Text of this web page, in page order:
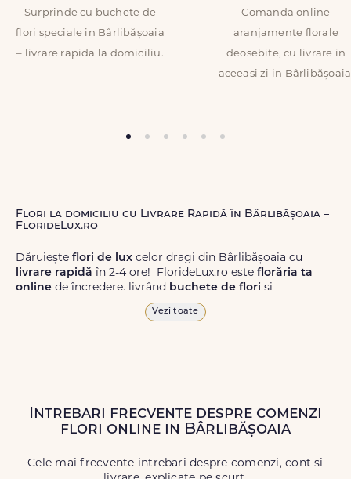
Surprinde cu buchete de
flori speciale in Bârlibășoaia
– livrare rapida la domiciliu.
Comanda online
aranjamente florale
deosebite, cu livrare in
aceeasi zi in
Flori la domiciliu cu Livrare Rapidă în Bârlibășoaia –
FlorideLux.ro
Dăruiește flori de lux celor dragi din Bârlibășoaia cu
livrare rapidă în 2-4 ore! FlorideLux.ro este florăria ta
online de încredere, livrând buchete de flori și
de calitate superioară în Bârlibășoaia
Livrăm buchete de flori chiar și înweekend, pentru ca tu
Vezi toate
Intrebari frecvente despre comenzi
flori online in Bârlibășoaia
Cele mai frecvente intrebari despre comenzi, cont si